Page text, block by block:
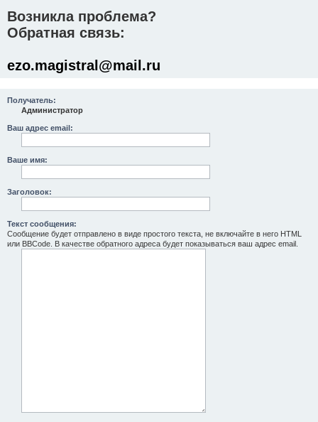
Возникла проблема?
Обратная связь:
ezo.magistral@mail.ru
Получатель:
Администратор
Ваш адрес email:
Ваше имя:
Заголовок:
Текст сообщения:
Сообщение будет отправлено в виде простого текста, не включайте в него HTML
или BBCode. В качестве обратного адреса будет показываться ваш адрес email.